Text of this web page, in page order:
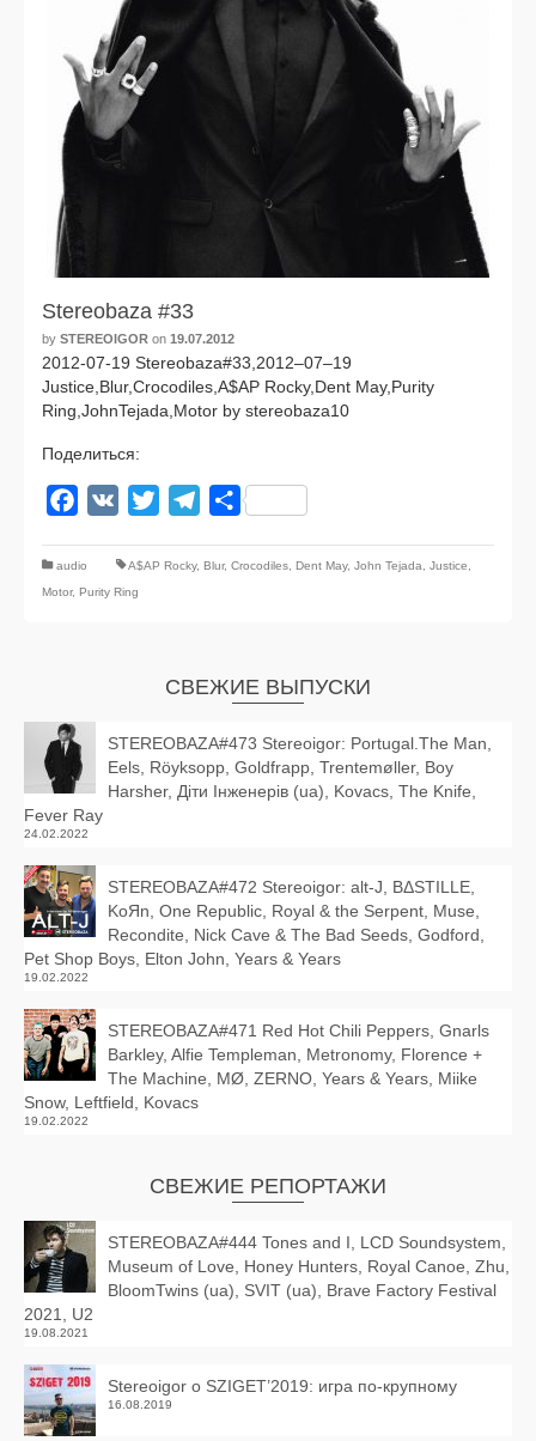
Stereobaza #33
by STEREOIGOR on 19.07.2012
2012-07-19 Stereobaza#33,2012–07–19
Justice,Blur,Crocodiles,A$AP Rocky,Dent May,Purity
Ring,JohnTejada,Motor by stereobaza10
Поделиться:
Facebook
VK Twitter TelegramОтправить
audio A$AP Rocky, Blur, Crocodiles Dent May, John Tejada Justice
Motor, Purity Ring
СВЕЖИЕ ВЫПУСКИ
STEREOBAZA#473 Stereoigor: Portugal.The Man,
Eels, Röyksopp, Goldfrapp, Trentemøller, Boy
Harsher, Діти Інженерів (ua), Kovacs, The Knife,
Fever Ray
24.02.2022
STEREOBAZA#472 Stereoigor: alt‑J, BΔSTILLE,
KoЯn, One Republic, Royal & the Serpent, Muse,
Recondite, Nick Cave & The Bad Seeds, Godford,
Pet Shop Boys, Elton John, Years & Years
19.02.2022
STEREOBAZA#471 Red Hot Chili Peppers, Gnarls
Barkley, Alfie Templeman, Metronomy, Florence +
The Machine, MØ, ZERNO, Years & Years, Miike
Snow, Leftfield, Kovacs
19.02.2022
СВЕЖИЕ РЕПОРТАЖИ
STEREOBAZA#444 Tones and I, LCD Soundsystem,
Museum of Love, Honey Hunters, Royal Canoe, Zhu,
BloomTwins (ua), SVIT (ua), Brave Factory Festival
2021, U2
19.08.2021
Stereoigor о SZIGET’2019: игра по-крупному
16.08.2019